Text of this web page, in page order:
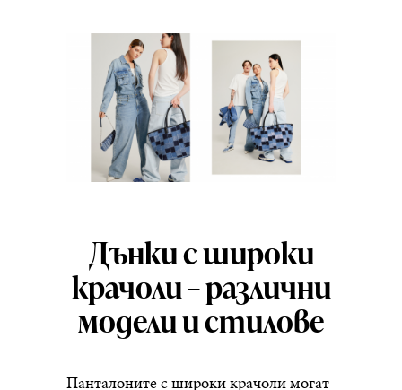
Дънки с широки
крачоли – различни
модели и стилове
Панталоните с широки крачоли могат